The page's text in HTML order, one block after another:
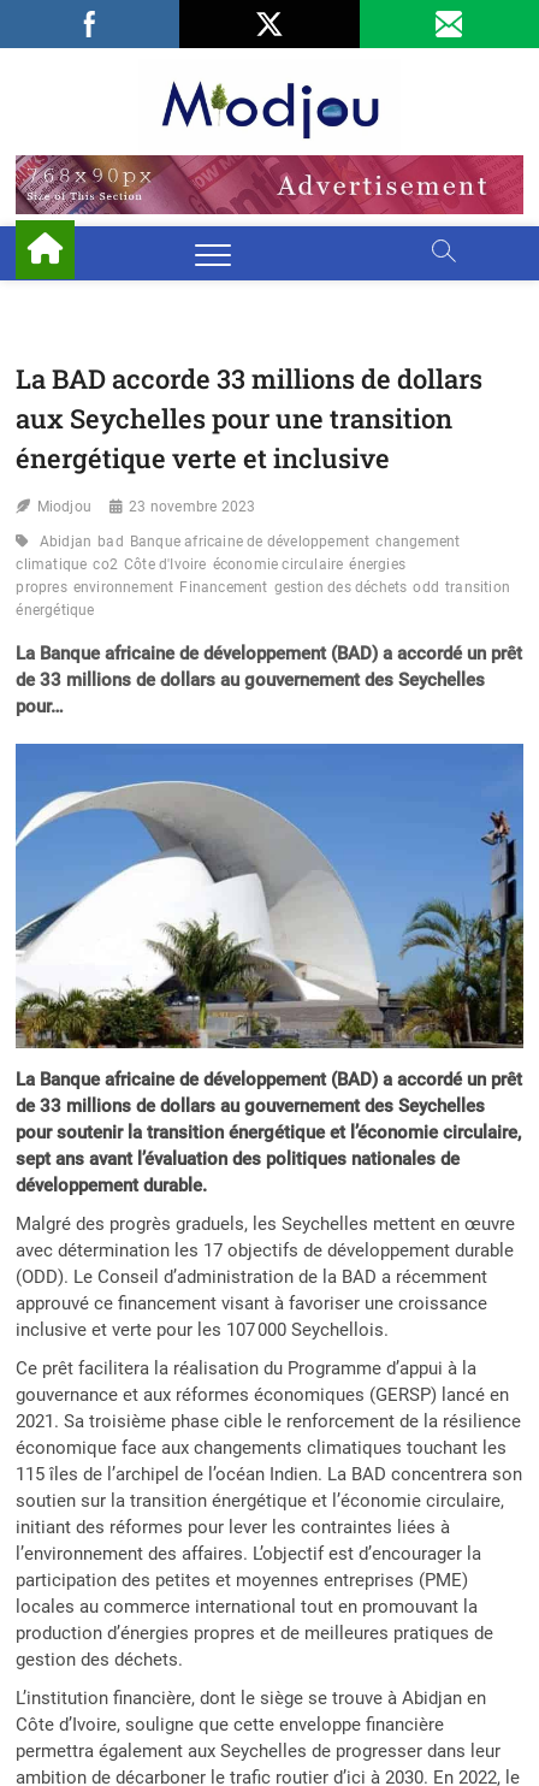
Facebook
LinkedIn
La BAD accorde 33 millions de dollars
aux Seychelles pour une transition
énergétique verte et inclusive
Miodjou 23 novembre 2023
Abidjan bad Banque africaine de développement changement
climatique co2 Côte d'Ivoire économie circulaire énergies
propres environnement Financement gestion des déchets odd transition
énergétique
La Banque africaine de développement (BAD) a accordé un prêt
de 33 millions de dollars au gouvernement des Seychelles
pour…
La Banque africaine de développement (BAD) a accordé un prêt
de 33 millions de dollars au gouvernement des Seychelles
pour soutenir la transition énergétique et l’économie circulaire,
sept ans avant l’évaluation des politiques nationales de
développement durable.
Malgré des progrès graduels, les Seychelles mettent en œuvre
avec détermination les 17 objectifs de développement durable
(ODD). Le Conseil d’administration de la BAD a récemment
approuvé ce financement visant à favoriser une croissance
inclusive et verte pour les 107 000 Seychellois.
Ce prêt facilitera la réalisation du Programme d’appui à la
gouvernance et aux réformes économiques (GERSP) lancé en
2021. Sa troisième phase cible le renforcement de la résilience
économique face aux changements climatiques touchant les
115 îles de l’archipel de l’océan Indien. La BAD concentrera son
soutien sur la transition énergétique et l’économie circulaire,
initiant des réformes pour lever les contraintes liées à
l’environnement des affaires. L’objectif est d’encourager la
participation des petites et moyennes entreprises (PME)
locales au commerce international tout en promouvant la
production d’énergies propres et de meilleures pratiques de
gestion des déchets.
L’institution financière, dont le siège se trouve à Abidjan en
Côte d’Ivoire, souligne que cette enveloppe financière
permettra également aux Seychelles de progresser dans leur
ambition de décarboner le trafic routier d’ici à 2030. En 2022, le